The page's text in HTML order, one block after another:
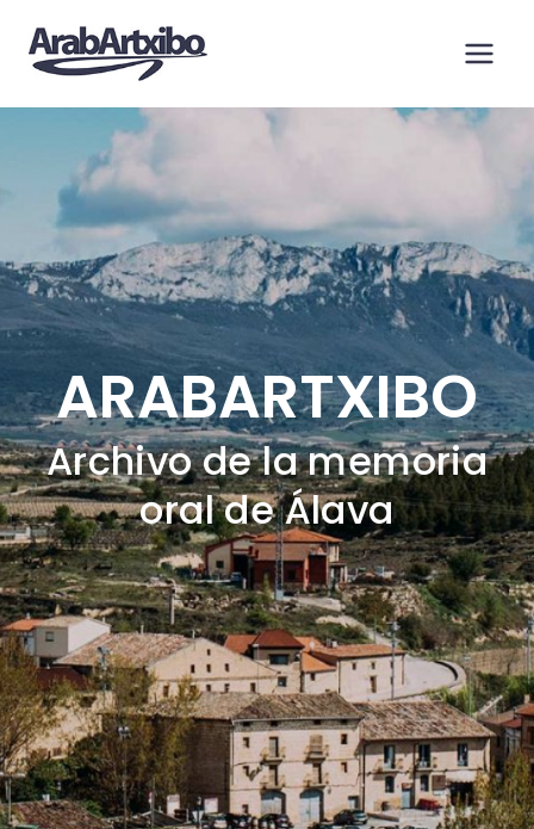
contenido
ARABARTXIBO
Archivo de la memoria
oral de Álava